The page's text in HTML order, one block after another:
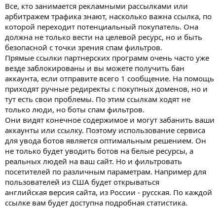
Все, кто занимается рекламными рассылками или
арбитражем трафика знают, насколько важна ссылка, по
которой переходит потенциальный покупатель. Она
должна не только вести на целевой ресурс, но и быть
безопасной с точки зрения спам фильтров.
Прямые ссылки партнерских программ очень часто уже
везде заблокированы и вы можете получить бан
аккаунта, если отправите всего 1 сообщение. На помощь
приходят ручные редиректы с покупных доменов, но и
тут есть свои проблемы. По этим ссылкам ходят не
только люди, но боты спам фильтров.
Они видят конечное содержимое и могут забанить ваши
аккаунты или ссылку. Поэтому использование сервиса
для увода ботов является оптимальным решением. Он
не только будет уводить ботов на белые ресурсы, а
реальных людей на ваш сайт. Но и фильтровать
посетителей по различным параметрам. Например для
пользователей из США будет открываться
английская версия сайта, из России - русская. По каждой
ссылке вам будет доступна подробная статистика.